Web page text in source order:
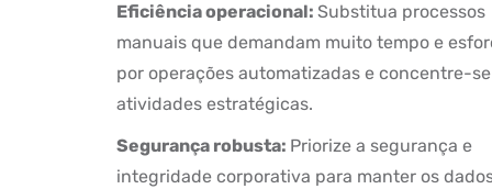
Eficiência operacional: Substitua processos
manuais que demandam muito tempo e
por operações automatizadas e concentre-
atividades estratégicas.
Segurança robusta: Priorize a segurança e
integridade corporativa para manter os